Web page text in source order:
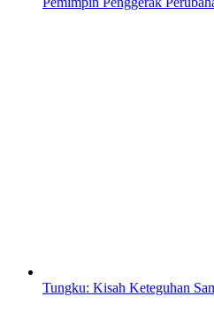
Tungku: Kisah Keteguhan